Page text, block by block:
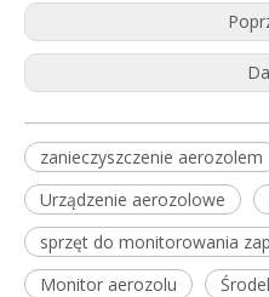
zanieczyszczenie aerozolem
Urządzenie aerozolowe
sprzęt do monitorowania
Monitor aerozolu